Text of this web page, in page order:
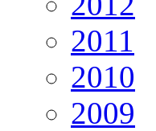
2011
2010
2009